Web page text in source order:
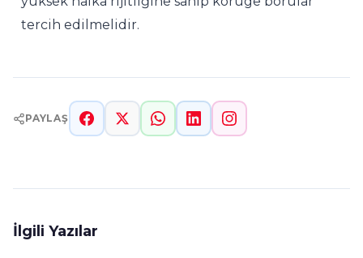
tercih edilmelidir.
PAYLAŞ
İlgili Yazılar